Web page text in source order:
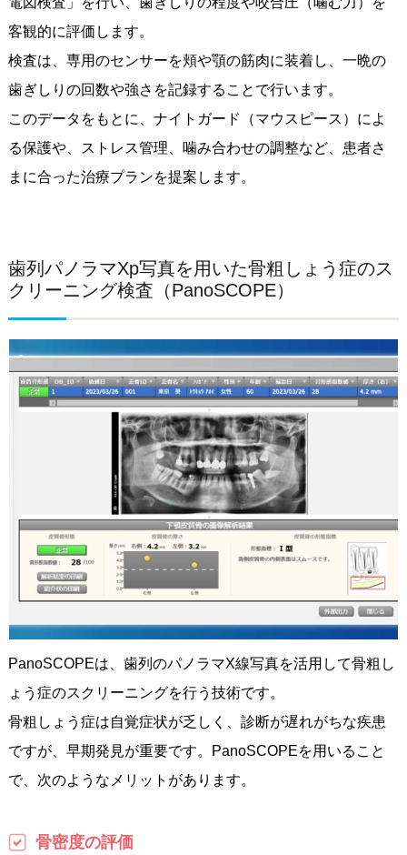
客観的に評価します。
検査は、専用のセンサーを頬や顎の筋肉に装着し、一晩の
歯ぎしりの回数や強さを記録することで行います。
このデータをもとに、ナイトガード（マウスピース）によ
る保護や、ストレス管理、噛み合わせの調整など、患者さ
まに合った治療プランを提案します。
歯列パノラマXp写真を用いた骨粗しょう症のス
クリーニング検査（PanoSCOPE）
PanoSCOPEは、歯列のパノラマX線写真を活用して骨粗し
ょう症のスクリーニングを行う技術です。
骨粗しょう症は自覚症状が乏しく、診断が遅れがちな疾患
ですが、早期発見が重要です。PanoSCOPEを用いること
で、次のようなメリットがあります。
骨密度の評価